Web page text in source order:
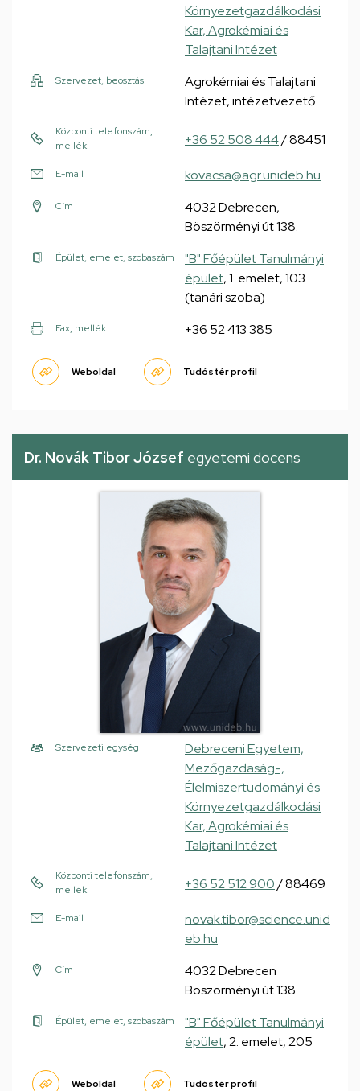
Környezetgazdálkodási
Kar, Agrokémiai és
Talajtani Intézet
Szervezet, beosztás
Agrokémiai és Talajtani
Intézet, intézetvezető
Központi telefonszám,
mellék
+36 52 508 444/ 88451
E-mail kovacsa@agr.unideb.hu
Cím
4032 Debrecen,
Böszörményi út 138.
Épület, emelet, szobaszám
"B" Főépület Tanulmányi
épület, 1. emelet, 103
(tanári szoba)
Fax, mellék +36 52 413 385
Weboldal Tudóstér profil
Dr. Novák Tibor József egyetemi docens
Szervezeti egység
Debreceni Egyetem,
Mezőgazdaság-,
Élelmiszertudományi és
Környezetgazdálkodási
Kar, Agrokémiai és
Talajtani Intézet
Központi telefonszám,
mellék
+36 52 512 900/ 88469
E-mail
novak.tibor@science.unid
eb.hu
Cím
4032 Debrecen
Böszörményi út 138
Épület, emelet, szobaszám
"B" Főépület Tanulmányi
épület, 2. emelet, 205
Weboldal Tudóstér profil